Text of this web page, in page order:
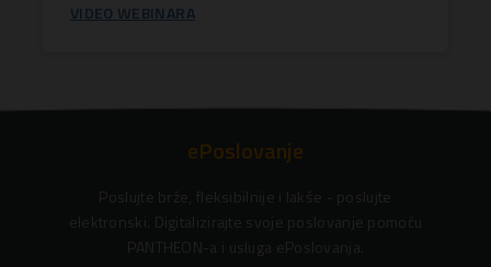
VIDEO WEBINARA
ePoslovanje
Poslujte brže, fleksibilnije i lakše - poslujte
elektronski. Digitalizirajte svoje poslovanje pomoću
PANTHEON-a i usluga ePoslovanja.